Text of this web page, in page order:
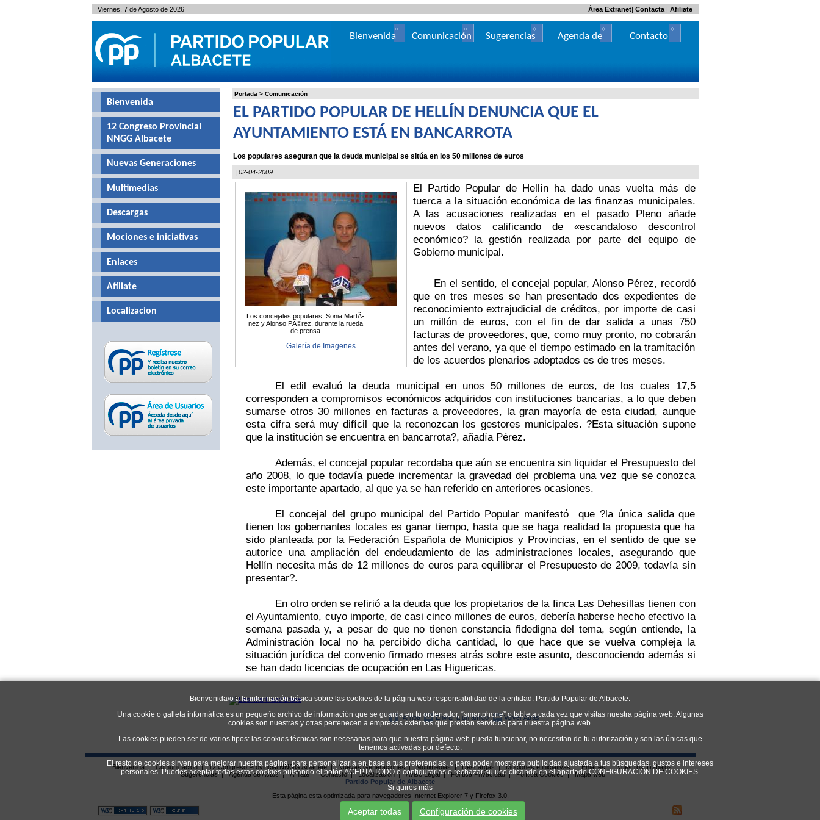
Bienvenida/o a la información básica sobre las cookies de la página web responsabilidad de la entidad: Partido Popular de Albacete.
Una cookie o galleta informática es un pequeño archivo de información que se guarda en tu ordenador, “smartphone” o tableta cada vez que visitas nuestra página web. Algunas
cookies son nuestras y otras pertenecen a empresas externas que prestan servicios para nuestra página web.
Las cookies pueden ser de varios tipos: las cookies técnicas son necesarias para que nuestra página web pueda funcionar, no necesitan de tu autorización y son las únicas que
tenemos activadas por defecto.
El resto de cookies sirven para mejorar nuestra página, para personalizarla en base a tus preferencias, o para poder mostrarte publicidad ajustada a tus búsquedas, gustos e intereses
personales. Puedes aceptar todas estas cookies pulsando el botón ACEPTA TODO o configurarlas o rechazar su uso clicando en el apartado CONFIGURACIÓN DE COOKIES.
Si quires más
Aceptar todas Configuración de cookies
Portada > Comunicación
EL PARTIDO POPULAR DE HELLÍN DENUNCIA QUE EL
AYUNTAMIENTO ESTÁ EN BANCARROTA
Los populares aseguran que la deuda municipal se sitúa en los 50 millones de euros
| 02-04-2009
Los concejales populares, Sonia MartÃ­
nez y Alonso PÃ©rez, durante la rueda
de prensa
Galería de Imagenes
El Partido Popular de Hellín ha dado unas vuelta más de
tuerca a la situación económica de las finanzas municipales.
A las acusaciones realizadas en el pasado Pleno añade
nuevos datos calificando de «escandaloso descontrol
económico? la gestión realizada por parte del equipo de
Gobierno municipal.
En el sentido, el concejal popular, Alonso Pérez, recordó
que en tres meses se han presentado dos expedientes de
reconocimiento extrajudicial de créditos, por importe de casi
un millón de euros, con el fin de dar salida a unas 750
facturas de proveedores, que, como muy pronto, no cobrarán
antes del verano, ya que el tiempo estimado en la tramitación
de los acuerdos plenarios adoptados es de tres meses.
El edil evaluó la deuda municipal en unos 50 millones de euros, de los cuales 17,5
corresponden a compromisos económicos adquiridos con instituciones bancarias, a lo que deben
sumarse otros 30 millones en facturas a proveedores, la gran mayoría de esta ciudad, aunque
esta cifra será muy difícil que la reconozcan los gestores municipales. ?Esta situación supone
que la institución se encuentra en bancarrota?, añadía Pérez.
Además, el concejal popular recordaba que aún se encuentra sin liquidar el Presupuesto del
año 2008, lo que todavía puede incrementar la gravedad del problema una vez que se conozca
este importante apartado, al que ya se han referido en anteriores ocasiones.
El concejal del grupo municipal del Partido Popular manifestó que ?la única salida que
tienen los gobernantes locales es ganar tiempo, hasta que se haga realidad la propuesta que ha
sido planteada por la Federación Española de Municipios y Provincias, en el sentido de que se
autorice una ampliación del endeudamiento de las administraciones locales, asegurando que
Hellín necesita más de 12 millones de euros para equilibrar el Presupuesto de 2009, todavía sin
presentar?.
En otro orden se refirió a la deuda que los propietarios de la finca Las Dehesillas tienen con
el Ayuntamiento, cuyo importe, de casi cinco millones de euros, debería haberse hecho efectivo la
semana pasada y, a pesar de que no tienen constancia fidedigna del tema, según entiende, la
Administración local no ha percibido dicha cantidad, lo que hace que se vuelva compleja la
situación jurídica del convenio firmado meses atrás sobre este asunto, desconociendo además si
se han dado licencias de ocupación en Las Higuericas.
Arriba Enviar a un amigo Volver Atrás
Bienvenida
12 Congreso Provincial
NNGG Albacete
Nuevas Generaciones
Multimedias
Descargas
Mociones e iniciativas
Enlaces
Afíliate
Localizacion
Viernes, 7 de Agosto de 2026 | Contacta| Afiliate
Área Extranet
Bienvenida Comunicación Sugerencias
Agenda de
Contacto
Bienvenida | Comunicación | 12 Congreso Provincial NNGG Albacete | Nuevas Generaciones | Multimedias | Descargas | Mociones e iniciativas | Enlaces |
Nuestros Trabajos
|
Sugerencias | Agenda de Actos | Afíliate | Contacto | Localizacion | Aviso Legal | Política Privacidad | Política Cookies |
Mapa web
Partido Popular de Albacete
Esta página esta optimizada para navegadores Internet Explorer 7 y Firefox 3.0.